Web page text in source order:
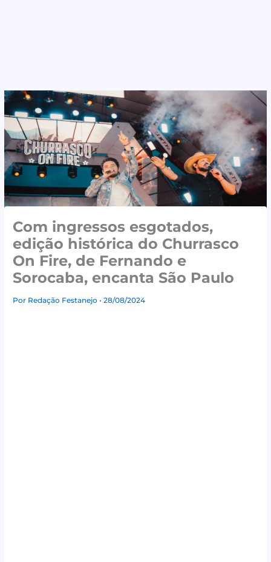
Com ingressos esgotados,
edição histórica do Churrasco
On Fire, de Fernando e
Sorocaba, encanta São Paulo
Por Redação Festanejo• 28/08/2024